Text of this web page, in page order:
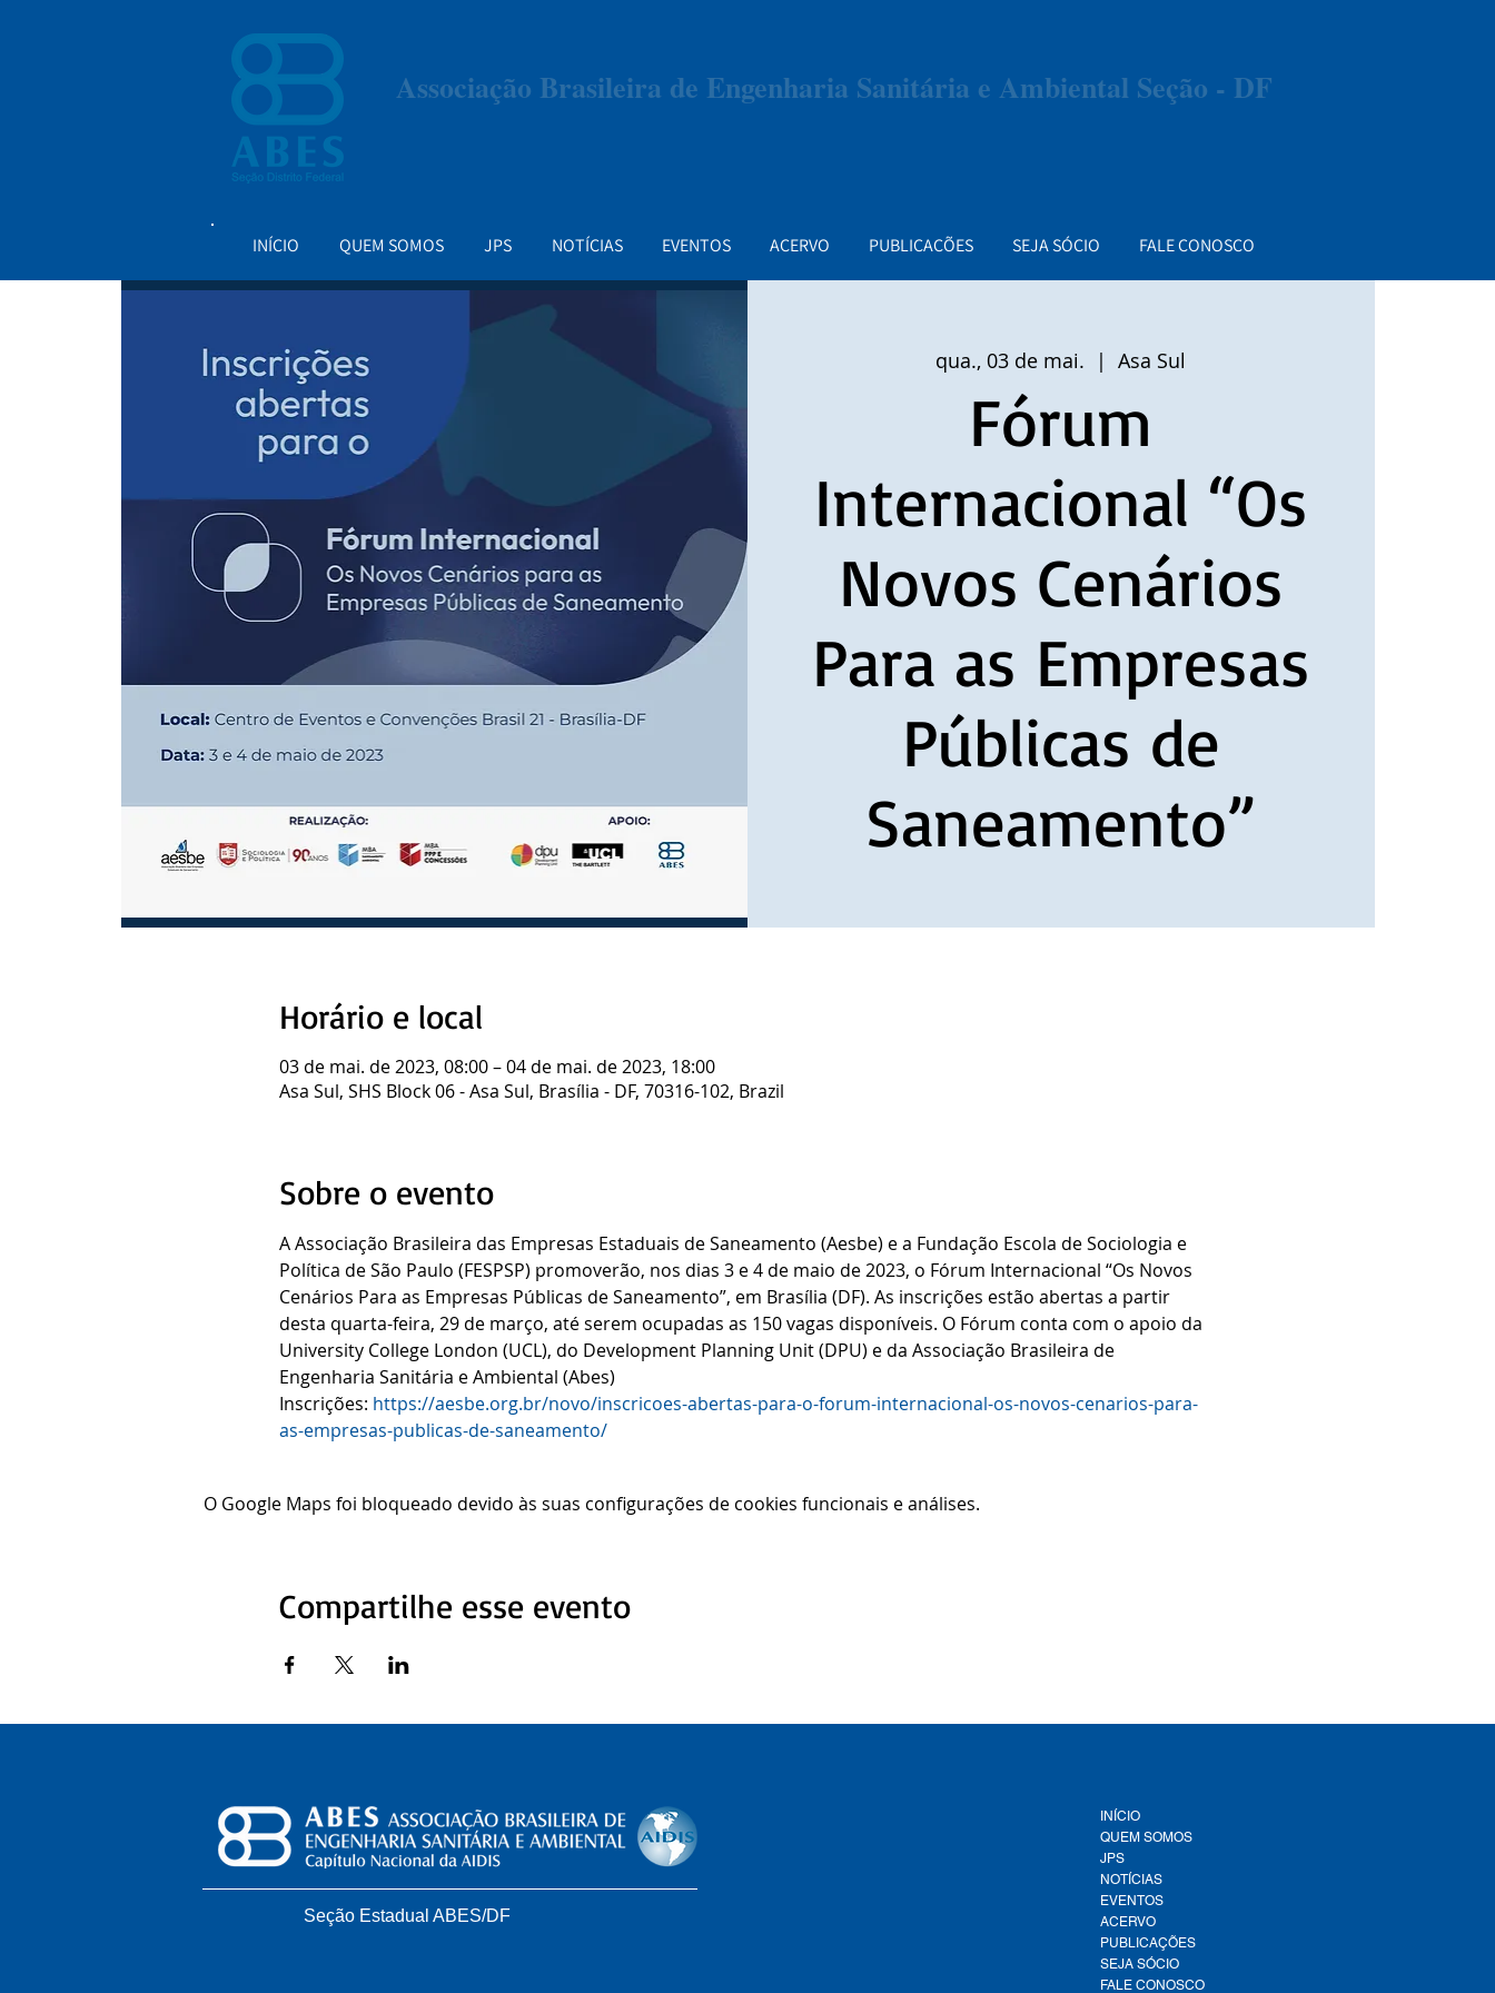
Associação Brasileira de Engenharia Sanitária e Ambiental Seção - DF
INÍCIO QUEM SOMOS JPS NOTÍCIAS EVENTOS ACERVO PUBLICAÇÕES SEJA SÓCIO FALE CONOSCO
qua., 03 de mai.
  |
Asa Sul
Fórum
Internacional “Os
Novos Cenários
Para as Empresas
Públicas de
Saneamento”
Horário e local
03 de mai. de 2023, 08:00 – 04 de mai. de 2023, 18:00
Asa Sul, SHS Block 06 - Asa Sul, Brasília - DF, 70316-102, Brazil
Sobre o evento
A Associação Brasileira das Empresas Estaduais de Saneamento (Aesbe) e a Fundação Escola de Sociologia e
Política de São Paulo (FESPSP) promoverão, nos dias 3 e 4 de maio de 2023, o Fórum Internacional “Os Novos
Cenários Para as Empresas Públicas de Saneamento”, em Brasília (DF). As inscrições estão abertas a partir
desta quarta-feira, 29 de março, até serem ocupadas as 150 vagas disponíveis. O Fórum conta com o apoio da
University College London (UCL), do Development Planning Unit (DPU) e da Associação Brasileira de
Engenharia Sanitária e Ambiental (Abes)
Inscrições: https://aesbe.org.br/novo/inscricoes-abertas-para-o-forum-internacional-os-novos-cenarios-para-
as-empresas-publicas-de-saneamento/
O Google Maps foi bloqueado devido às suas configurações de cookies funcionais e análises.
Compartilhe esse evento
Seção Estadual ABES/DF
INÍCIO
QUEM SOMOS
JPS
NOTÍCIAS
EVENTOS
ACERVO
PUBLICAÇÕES
SEJA SÓCIO
FALE CONOSCO